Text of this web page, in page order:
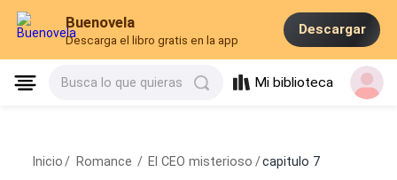
Buenovela
Descarga el libro gratis en la app
Descargar
Busca lo que quieras Mi biblioteca
Inicio / Romance / El CEO misterioso /capitulo 7